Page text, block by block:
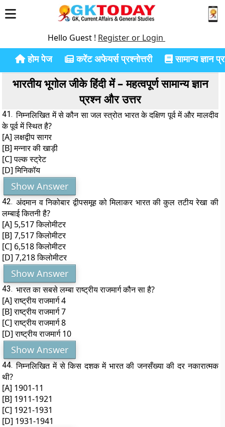
Hello Guest ! Register or Login
होम पेज करेंट अफेयर्स प्रश्नोत्तरी सामान्य ज्ञान
भारतीय भूगोल जीके हिंदी में – महत्वपूर्ण सामान्य ज्ञान
प्रश्न और उत्तर
41. निम्नलिखित में से कौन सा जल स्त्रोत भारत के दक्षिण पूर्व में और मालदीव
के पूर्व में स्थित है?
[A] लक्षद्वीप सागर
[B] मन्नार की खाड़ी
[C] पल्क स्ट्रेट
[D] मिनिकॉय
Show Answer
42. अंदमान व निकोबार द्वीपसमूह को मिलाकर भारत की कुल तटीय रेखा की
लम्बाई कितनी है?
[A] 5,517 किलोमीटर
[B] 7,517 किलोमीटर
[C] 6,518 किलोमीटर
[D] 7,218 किलोमीटर
Show Answer
43. भारत का सबसे लम्बा राष्ट्रीय राजमार्ग कौन सा है?
[A] राष्ट्रीय राजमार्ग 4
[B] राष्ट्रीय राजमार्ग 7
[C] राष्ट्रीय राजमार्ग 8
[D] राष्ट्रीय राजमार्ग 10
Show Answer
44. निम्नलिखित में से किस दशक में भारत की जनसँख्या की दर नकारात्मक
थी?
[A] 1901-11
[B] 1911-1921
[C] 1921-1931
[D] 1931-1941